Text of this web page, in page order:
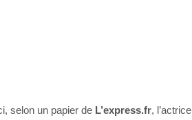
selon un papier de L’express.fr, l’actrice